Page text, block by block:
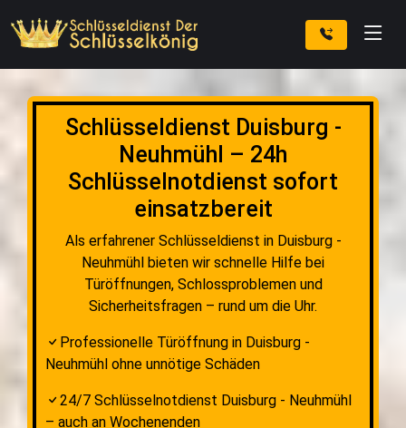
Schlüsseldienst Duisburg -
Neuhmühl – 24h
Schlüsselnotdienst sofort
einsatzbereit
Als erfahrener Schlüsseldienst in Duisburg -
Neuhmühl bieten wir schnelle Hilfe bei
Türöffnungen, Schlossproblemen und
Sicherheitsfragen – rund um die Uhr.
Professionelle Türöffnung in Duisburg -
Neuhmühl ohne unnötige Schäden
24/7 Schlüsselnotdienst Duisburg - Neuhmühl
– auch an Wochenenden